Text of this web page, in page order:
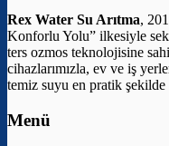
Rex Water Su Arıtma,
Konforlu Yolu” ilkesiyle
ters ozmos teknolojisine
cihazlarımızla, ev ve iş
temiz suyu en pratik şekilde
Menü